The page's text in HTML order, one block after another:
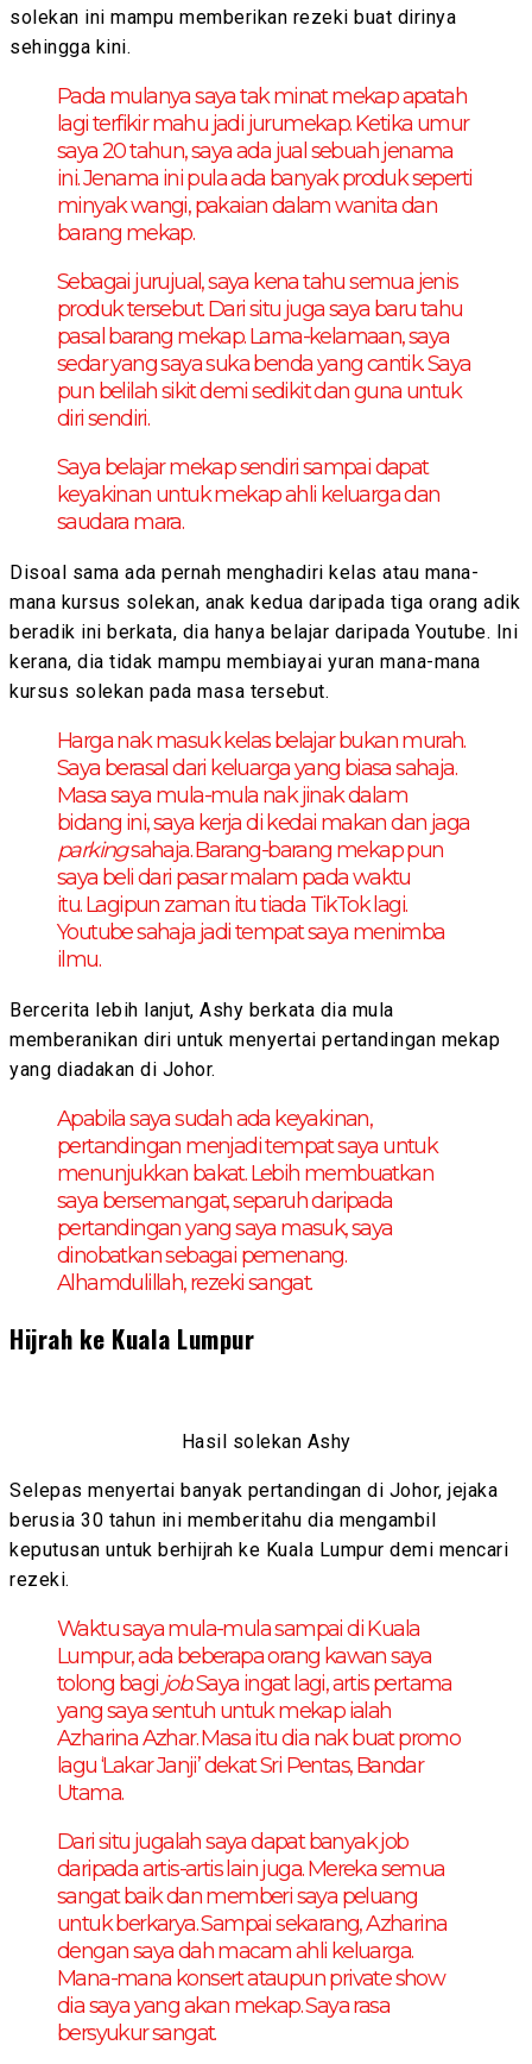
solekan ini mampu memberikan rezeki buat dirinya
sehingga kini.
Pada mulanya saya tak minat mekap apatah
lagi terfikir mahu jadi jurumekap. Ketika umur
saya 20 tahun, saya ada jual sebuah jenama
ini. Jenama ini pula ada banyak produk seperti
minyak wangi, pakaian dalam wanita dan
barang mekap.
Sebagai jurujual, saya kena tahu semua jenis
produk tersebut. Dari situ juga saya baru tahu
pasal barang mekap. Lama-kelamaan, saya
sedar yang saya suka benda yang cantik. Saya
pun belilah sikit demi sedikit dan guna untuk
diri sendiri.
Saya belajar mekap sendiri sampai dapat
keyakinan untuk mekap ahli keluarga dan
saudara mara.
Disoal sama ada pernah menghadiri kelas atau mana-
mana kursus solekan, anak kedua daripada tiga orang adik
beradik ini berkata, dia hanya belajar daripada Youtube. Ini
kerana, dia tidak mampu membiayai yuran mana-mana
kursus solekan pada masa tersebut.
Harga nak masuk kelas belajar bukan murah.
Saya berasal dari keluarga yang biasa sahaja.
Masa saya mula-mula nak jinak dalam
bidang ini, saya kerja di kedai makan dan jaga
parkingsahaja. Barang-barang mekap pun
saya beli dari pasar malam pada waktu
itu. Lagipun zaman itu tiada TikTok lagi.
Youtube sahaja jadi tempat saya menimba
ilmu.
Bercerita lebih lanjut, Ashy berkata dia mula
memberanikan diri untuk menyertai pertandingan mekap
yang diadakan di Johor.
Apabila saya sudah ada keyakinan,
pertandingan menjadi tempat saya untuk
menunjukkan bakat. Lebih membuatkan
saya bersemangat, separuh daripada
pertandingan yang saya masuk, saya
dinobatkan sebagai pemenang.
Alhamdulillah, rezeki sangat.
Hijrah ke Kuala Lumpur
Hasil solekan Ashy
Selepas menyertai banyak pertandingan di Johor, jejaka
berusia 30 tahun ini memberitahu dia mengambil
keputusan untuk berhijrah ke Kuala Lumpur demi mencari
rezeki.
Waktu saya mula-mula sampai di Kuala
Lumpur, ada beberapa orang kawan saya
tolong bagi job. Saya ingat lagi, artis pertama
yang saya sentuh untuk mekap ialah
Azharina Azhar. Masa itu dia nak buat promo
lagu ‘Lakar Janji’ dekat Sri Pentas, Bandar
Utama.
Dari situ jugalah saya dapat banyak job
daripada artis-artis lain juga. Mereka semua
sangat baik dan memberi saya peluang
untuk berkarya. Sampai sekarang, Azharina
dengan saya dah macam ahli keluarga.
Mana-mana konsert ataupun private show
dia saya yang akan mekap. Saya rasa
bersyukur sangat.